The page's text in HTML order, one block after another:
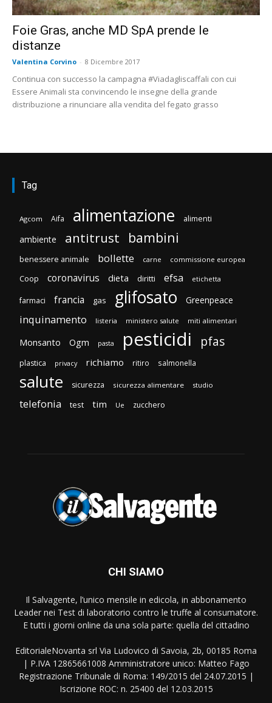
Foie Gras, anche MD SpA prende le
distanze
Valentina Corvino - 8 Dicembre 2017
Continua con successo la campagna #Viadagliscaffali con cui
Essere Animali sta convincendo le insegne della grande
distribuzione a rinunciare alla vendita del fegato grasso
Tag
Agcom Aifa alimentazione alimenti
ambiente antitrust bambini
benessere animale bollette carne commissione europea
Coop coronavirus dieta diritti efsa etichetta
farmaci francia gas glifosato Greenpeace
inquinamento listeria ministero salute miti alimentari
Monsanto Ogm pasta pesticidi pfas
plastica privacy richiamo ritiro salmonella
salute sicurezza sicurezza alimentare studio
telefonia test tim Ue zucchero
CHI SIAMO
Il Salvagente, l’unico mensile in edicola, in abbonamento
Leader nei Test di laboratorio contro le truffe al consumatore.
E tutti i giorni online da una sola parte: quella del cittadino
EditorialeNovanta srl Via Ludovico di Savoia, 2b, 00185 Roma
| P.IVA 12865661008 Amministratore unico: Matteo Fago
Registrazione Tribunale di Roma: 149/2015 del 24.07.2015 |
Iscrizione ROC: n. 25400 del 12.03.2015